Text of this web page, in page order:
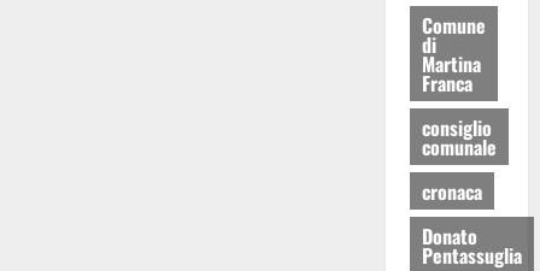
Comune
di
Martina
Franca
consiglio
comunale
cronaca
Donato
Pentassuglia